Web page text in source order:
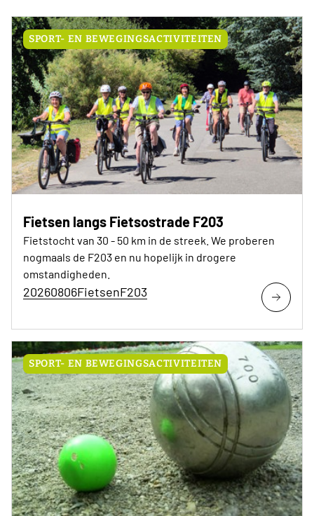
SPORT- EN BEWEGINGSACTIVITEITEN
Fietsen langs Fietsostrade F203
Fietstocht van 30 - 50 km in de streek. We proberen
nogmaals de F203 en nu hopelijk in drogere
omstandigheden.
20260806FietsenF203
SPORT- EN BEWEGINGSACTIVITEITEN